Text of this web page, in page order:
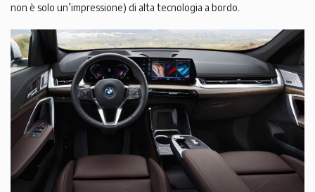
non è solo un’impressione) di alta tecnologia a bordo.